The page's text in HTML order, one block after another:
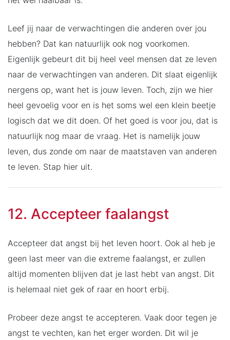
Leef jij naar de verwachtingen die anderen over jou
hebben? Dat kan natuurlijk ook nog voorkomen.
Eigenlijk gebeurt dit bij heel veel mensen dat ze leven
naar de verwachtingen van anderen. Dit slaat eigenlijk
nergens op, want het is jouw leven. Toch, zijn we hier
heel gevoelig voor en is het soms wel een klein beetje
logisch dat we dit doen. Of het goed is voor jou, dat is
natuurlijk nog maar de vraag. Het is namelijk jouw
leven, dus zonde om naar de maatstaven van anderen
te leven. Stap hier uit.
12. Accepteer faalangst
Accepteer dat angst bij het leven hoort. Ook al heb je
geen last meer van die extreme faalangst, er zullen
altijd momenten blijven dat je last hebt van angst. Dit
is helemaal niet gek of raar en hoort erbij.
Probeer deze angst te accepteren. Vaak door tegen je
angst te vechten, kan het erger worden. Dit wil je